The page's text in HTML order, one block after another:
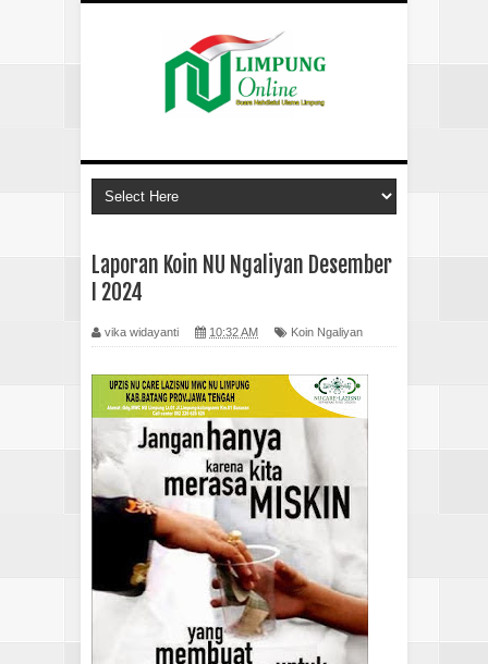
Laporan Koin NU Ngaliyan Desember
I 2024
vika widayanti 10:32 AM Koin Ngaliyan